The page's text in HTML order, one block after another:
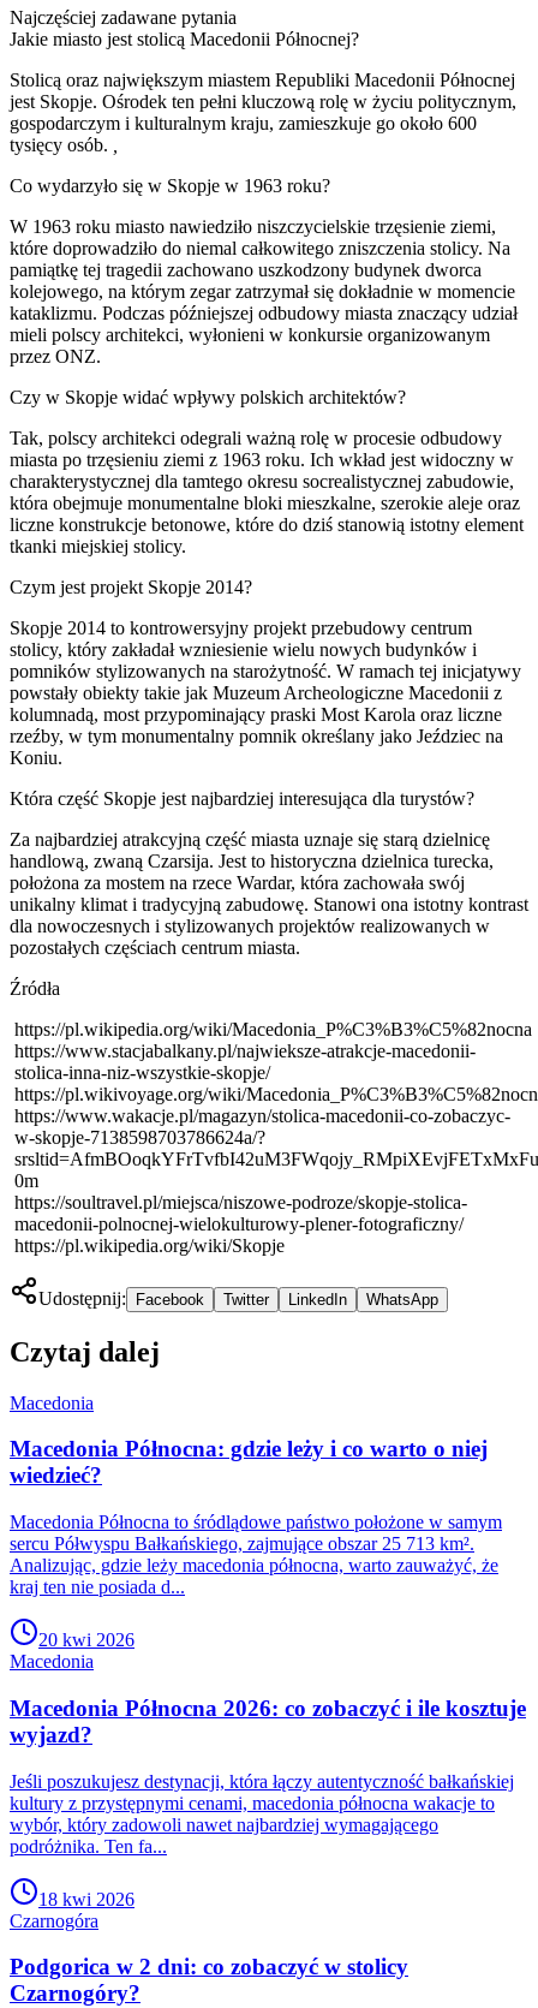
Najczęściej zadawane pytania
Jakie miasto jest stolicą Macedonii Północnej?
Stolicą oraz największym miastem Republiki Macedonii Północnej
jest Skopje. Ośrodek ten pełni kluczową rolę w życiu politycznym,
gospodarczym i kulturalnym kraju, zamieszkuje go około 600
tysięcy osób.
Co wydarzyło się w Skopje w 1963 roku?
W 1963 roku miasto nawiedziło niszczycielskie trzęsienie ziemi,
które doprowadziło do niemal całkowitego zniszczenia stolicy. Na
pamiątkę tej tragedii zachowano uszkodzony budynek dworca
kolejowego, na którym zegar zatrzymał się dokładnie w momencie
kataklizmu. Podczas późniejszej odbudowy miasta znaczący udział
mieli polscy architekci, wyłonieni w konkursie organizowanym
przez ONZ.
Czy w Skopje widać wpływy polskich architektów?
Tak, polscy architekci odegrali ważną rolę w procesie odbudowy
miasta po trzęsieniu ziemi z 1963 roku. Ich wkład jest widoczny w
charakterystycznej dla tamtego okresu socrealistycznej zabudowie,
która obejmuje monumentalne bloki mieszkalne, szerokie aleje oraz
liczne konstrukcje betonowe, które do dziś stanowią istotny element
tkanki miejskiej stolicy.
Czym jest projekt Skopje 2014?
Skopje 2014 to kontrowersyjny projekt przebudowy centrum
stolicy, który zakładał wzniesienie wielu nowych budynków i
pomników stylizowanych na starożytność. W ramach tej inicjatywy
powstały obiekty takie jak Muzeum Archeologiczne Macedonii z
kolumnadą, most przypominający praski Most Karola oraz liczne
rzeźby, w tym monumentalny pomnik określany jako Jeździec na
Koniu.
Która część Skopje jest najbardziej interesująca dla turystów?
Za najbardziej atrakcyjną część miasta uznaje się starą dzielnicę
handlową, zwaną Czarsija. Jest to historyczna dzielnica turecka,
położona za mostem na rzece Wardar, która zachowała swój
unikalny klimat i tradycyjną zabudowę. Stanowi ona istotny kontrast
dla nowoczesnych i stylizowanych projektów realizowanych w
pozostałych częściach centrum miasta.
Źródła
https://pl.wikipedia.org/wiki/Macedonia_P%C3%B3%C5%82nocna
https://www.stacjabalkany.pl/najwieksze-atrakcje-macedonii-
stolica-inna-niz-wszystkie-skopje/
https://pl.wikivoyage.org/wiki/
https://www.wakacje.pl/magazyn/stolica-macedonii-co-zobaczyc-
w-skopje-7138598703786624a/?
0m
https://soultravel.pl/miejsca/niszowe-podroze/skopje-stolica-
macedonii-polnocnej-wielokulturowy-plener-fotograficzny/
https://pl.wikipedia.org/wiki/Skopje
Udostępnij: Facebook Twitter LinkedIn WhatsApp
Czytaj dalej
Macedonia
Macedonia Północna: gdzie leży i co warto o niej
wiedzieć?
Macedonia Północna to śródlądowe państwo położone w samym
sercu Półwyspu Bałkańskiego, zajmujące obszar 25 713 km².
Analizując, gdzie leży macedonia północna, warto zauważyć, że
kraj ten nie posiada d...
20 kwi 2026
Macedonia
Macedonia Północna 2026: co zobaczyć i ile kosztuje
wyjazd?
Jeśli poszukujesz destynacji, która łączy autentyczność bałkańskiej
kultury z przystępnymi cenami, macedonia północna wakacje to
wybór, który zadowoli nawet najbardziej wymagającego
podróżnika. Ten fa...
18 kwi 2026
Czarnogóra
Podgorica w 2 dni: co zobaczyć w stolicy
Czarnogóry?